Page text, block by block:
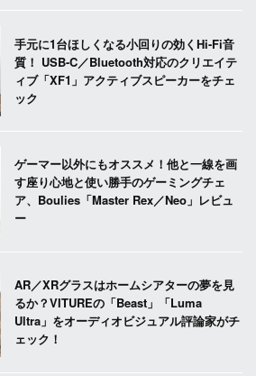
手元に1台ほしくなる小回りの効くHi-Fi音
質！ USB-C／Bluetooth対応のクリエイテ
ィブ「XF1」アクティブスピーカーをチェ
ック
ゲーマー以外にもオススメ！他と一線を画
す座り心地と使い勝手のゲーミングチェ
ア、Boulies「Master Rex／Neo」レビュ
ー
AR／XRグラスはホームシアターの夢を見
るか？VITUREの「Beast」「Luma
Ultra」をオーディオビジュアル評論家がチ
ェック！